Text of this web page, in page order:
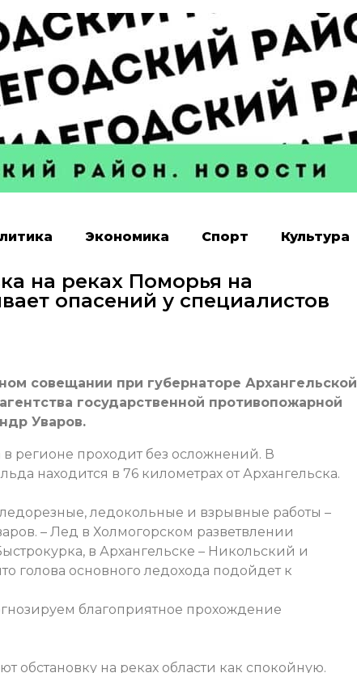
Экономика Спорт Культура
на реках Поморья на
опасений у специалистов
совещании при губернаторе Архангельской
государственной противопожарной
Уваров.
регионе проходит без осложнений. В
находится в 76 километрах от Архангельска.
ледокольные и взрывные работы –
– Лед в Холмогорском разветвлении
в Архангельске – Никольский и
голова основного ледохода подойдет к
благоприятное прохождение
обстановку на реках области как спокойную.